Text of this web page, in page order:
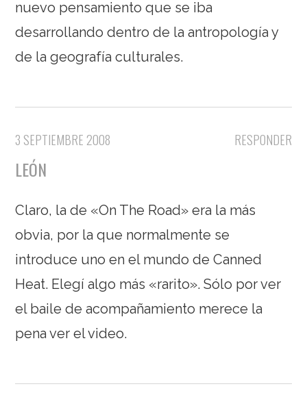
nuevo pensamiento que se iba
desarrollando dentro de la antropología y
de la geografía culturales.
RESPONDER
3 SEPTIEMBRE 2008
LEÓN
Claro, la de «On The Road» era la más
obvia, por la que normalmente se
introduce uno en el mundo de Canned
Heat. Elegí algo más «rarito». Sólo por ver
el baile de acompañamiento merece la
pena ver el video.